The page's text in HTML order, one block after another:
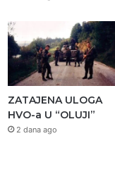
ZATAJENA ULOGA
HVO-a U “OLUJI”
2 dana ago